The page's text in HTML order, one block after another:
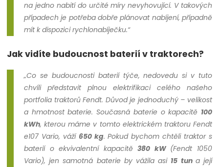
na jedno nabití do určité míry nevyhovující. V takových
případech je potřeba dobře plánovat nabíjení, případně
mít k dispozici rychlonabíječku.“
Jak vidíte budoucnost baterií v traktorech?
„Co se budoucnosti baterií týče, nedovedu si v tuto
chvíli představit plnou elektrifikaci celého našeho
portfolia traktorů Fendt. Důvod je jednoduchý – velikost
a hmotnost baterie. Současná baterie o kapacitě 100
kWh, kterou máme v tomto elektrickém traktoru Fendt
e107 Vario, váží 650 kg. Pokud bychom chtěli traktor s
baterií o ekvivalentní kapacitě380 kW (Fendt 1050
Vario), jen samotná baterie by vážila asi 15 tun a její